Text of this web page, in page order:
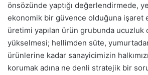
önsözünde yaptığı değerlendirmede,
ekonomik bir güvence olduğuna işaret
üretimi yapılan ürün grubunda ucuzluk
yükselmesi; hellimden süte,
ürünlerine kadar sanayicimizin
korumak adına ne denli stratejik bir